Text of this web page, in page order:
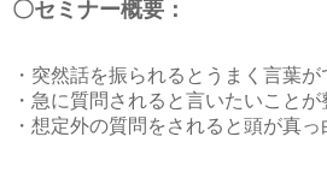
〇セミナー概要：
・突然話を振られるとうまく言葉
・急に質問されると言いたいこと
・想定外の質問をされると頭が真